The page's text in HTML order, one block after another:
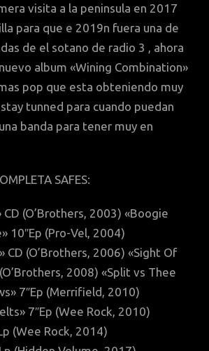
visita a la peninsula en 2017
para que e 2019n fuera una de
de el sotano de radio 3 , ahora
album «Wining Combination»
pop que esta obteniendo muy
tunned para cuando puedan
banda para tener muy en
SAFES:
CD (O’Brothers, 2003) «Boogie
10″Ep (Pro-Vel, 2004)
CD (O’Brothers, 2006) «Sight Of
2008) «Split vs Thee
7″Ep (Merrifield, 2010)
7″Ep (Wee Rock, 2010)
(Wee Rock, 2014)